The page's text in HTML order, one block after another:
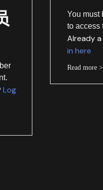
Log
You must
to access
Already
in here
Read more >